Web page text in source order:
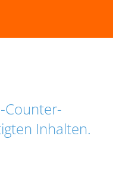
Counter-
Inhalten.